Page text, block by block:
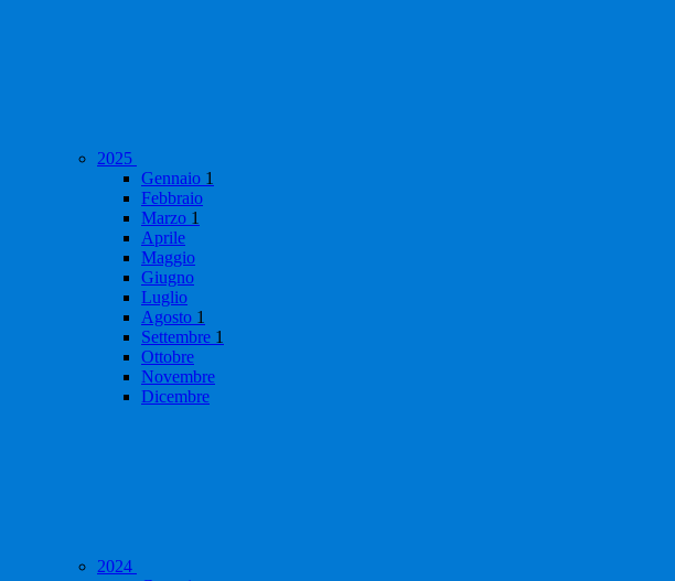
2025
Gennaio 1
Febbraio
Marzo 1
Aprile
Maggio
Giugno
Luglio
Agosto 1
Settembre 1
Ottobre
Novembre
Dicembre
2024